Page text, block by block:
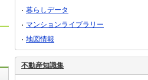
暮らしデータ
マンションライブラリー
地図情報
不動産知識集